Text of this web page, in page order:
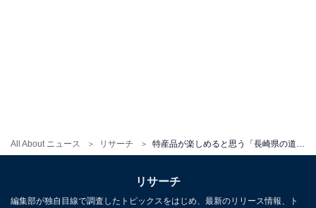
All About ニュース リサーチ
リサーチ
編集部が独自目線で調査したトピックスをはじめ、最新のリリース情報、ト